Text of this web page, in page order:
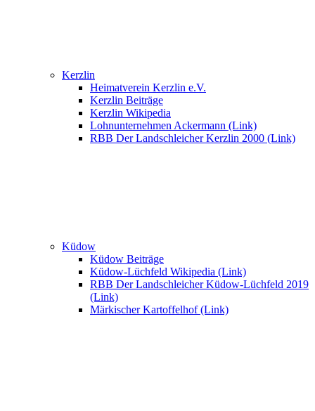
Kerzlin
Heimatverein Kerzlin e.V.
Kerzlin Beiträge
Kerzlin Wikipedia
Lohnunternehmen Ackermann (Link)
RBB Der Landschleicher Kerzlin 2000 (Link)
Küdow
Küdow Beiträge
Küdow-Lüchfeld Wikipedia (Link)
RBB Der Landschleicher Küdow-Lüchfeld 2019
(Link)
Märkischer Kartoffelhof (Link)